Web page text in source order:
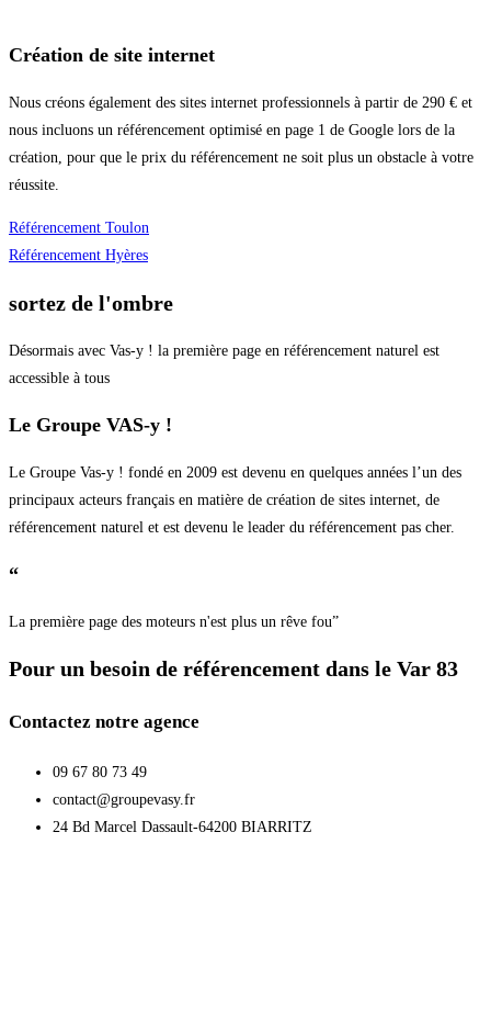
Création de site internet
Nous créons également des sites internet professionnels à partir de 290 € et
nous incluons un référencement optimisé en page 1 de Google lors de la
création, pour que le prix du référencement ne soit plus un obstacle à votre
réussite.
Référencement Toulon
Référencement Hyères
sortez de l'ombre
Désormais avec Vas-y ! la première page en référencement naturel est
accessible à tous
Le Groupe VAS-y !
Le Groupe Vas-y ! fondé en 2009 est devenu en quelques années l’un des
principaux acteurs français en matière de création de sites internet, de
référencement naturel et est devenu le leader du référencement pas cher.
“
La première page des moteurs n'est plus un rêve fou”
Pour un besoin de référencement dans le Var 83
Contactez notre agence
09 67 80 73 49
contact@groupevasy.fr
24 Bd Marcel Dassault-64200 BIARRITZ